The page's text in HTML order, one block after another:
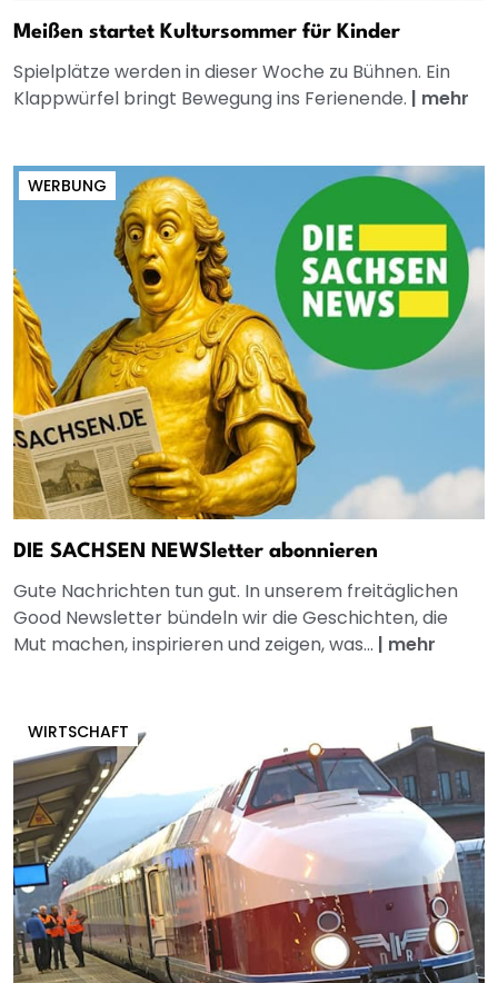
Meißen startet Kultursommer für Kinder
Spielplätze werden in dieser Woche zu Bühnen. Ein
Klappwürfel bringt Bewegung ins Ferienende. | mehr
WERBUNG
DIE SACHSEN NEWSletter abonnieren
Gute Nachrichten tun gut. In unserem freitäglichen
Good Newsletter bündeln wir die Geschichten, die
Mut machen, inspirieren und zeigen, was... | mehr
WIRTSCHAFT